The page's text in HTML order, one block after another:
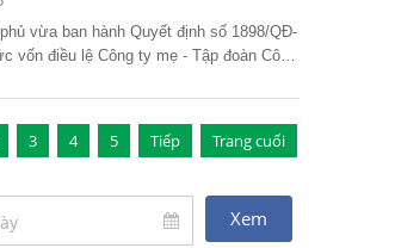
vừa ban hành Quyết định số 1898/QĐ-
vốn điều lệ Công ty mẹ - Tập đoàn Công
3 4 5 Tiếp Trang cuối